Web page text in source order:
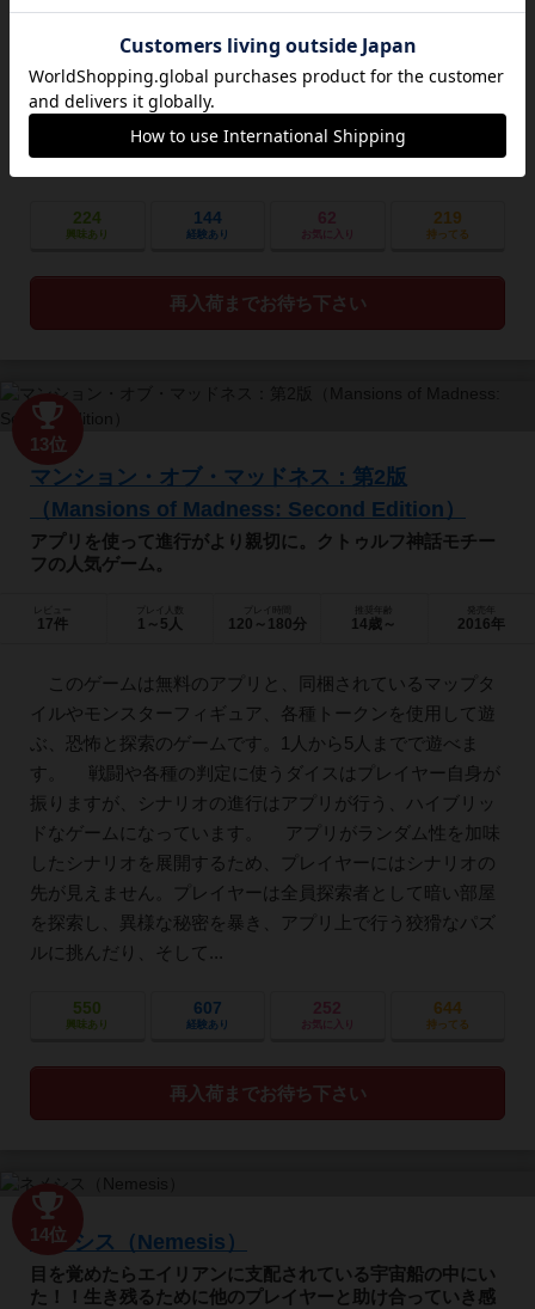
者を1人選んだあと、全員で漆黒の地下迷宮へと降りてゆき
ます。 闇の中をさまよいながら、勇者たちは待ち受ける守
備隊や徘徊する怪物と戦い、 経験点や伝説的な武器を得る
ことになるでしょう。 クエストをクリアし、経験点を用い
て成長させ、ライトブリンガー、 すなわち(光もたらす者)
と呼ばれる栄えある存在を目指しましょう。 光の勇者...
224
興味あり
144
経験あり
62
お気に入り
219
持ってる
再入荷までお待ち下さい
13位
マンション・オブ・マッドネス：第2版
（Mansions of Madness: Second Edition）
アプリを使って進行がより親切に。クトゥルフ神話モチー
フの人気ゲーム。
17件
プレイ人数
1～5人 120～180分
推奨年齢
14歳～ 2016年
このゲームは無料のアプリと、同梱されているマップタ
イルやモンスターフィギュア、各種トークンを使用して遊
ぶ、恐怖と探索のゲームです。1人から5人までで遊べま
す。 戦闘や各種の判定に使うダイスはプレイヤー自身が
振りますが、シナリオの進行はアプリが行う、ハイブリッ
ドなゲームになっています。 アプリがランダム性を加味
したシナリオを展開するため、プレイヤーにはシナリオの
先が見えません。プレイヤーは全員探索者として暗い部屋
を探索し、異様な秘密を暴き、アプリ上で行う狡猾なパズ
ルに挑んだり、そして...
550
興味あり
607
経験あり
252
お気に入り
644
持ってる
再入荷までお待ち下さい
14位
ネメシス（Nemesis）
目を覚めたらエイリアンに支配されている宇宙船の中にい
た！！生き残るために他のプレイヤーと助け合っていき感